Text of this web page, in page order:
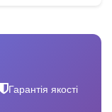
Гарантія якості